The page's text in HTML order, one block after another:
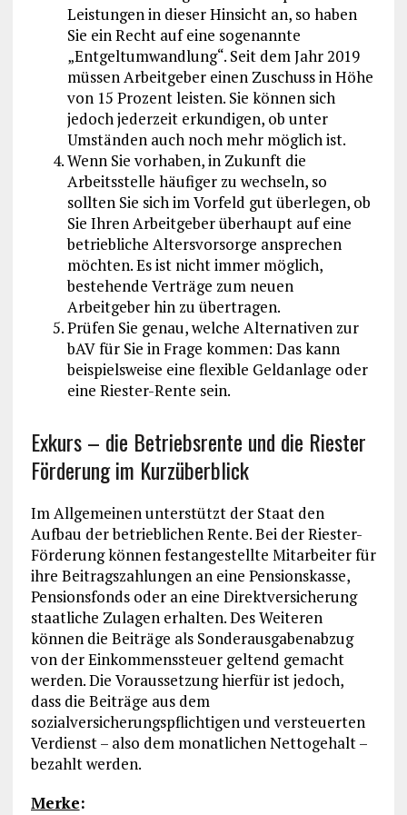
Leistungen in dieser Hinsicht an, so haben
Sie ein Recht auf eine sogenannte
„Entgeltumwandlung“. Seit dem Jahr 2019
müssen Arbeitgeber einen Zuschuss in Höhe
von 15 Prozent leisten. Sie können sich
jedoch jederzeit erkundigen, ob unter
Umständen auch noch mehr möglich ist.
Wenn Sie vorhaben, in Zukunft die
Arbeitsstelle häufiger zu wechseln, so
sollten Sie sich im Vorfeld gut überlegen, ob
Sie Ihren Arbeitgeber überhaupt auf eine
betriebliche Altersvorsorge ansprechen
möchten. Es ist nicht immer möglich,
bestehende Verträge zum neuen
Arbeitgeber hin zu übertragen.
Prüfen Sie genau, welche Alternativen zur
bAV für Sie in Frage kommen: Das kann
beispielsweise eine flexible Geldanlage oder
eine Riester-Rente sein.
Exkurs – die Betriebsrente und die Riester
Förderung im Kurzüberblick
Im Allgemeinen unterstützt der Staat den
Aufbau der betrieblichen Rente. Bei der Riester-
Förderung können festangestellte Mitarbeiter für
ihre Beitragszahlungen an eine Pensionskasse,
Pensionsfonds oder an eine Direktversicherung
staatliche Zulagen erhalten. Des Weiteren
können die Beiträge als Sonderausgabenabzug
von der Einkommenssteuer geltend gemacht
werden. Die Voraussetzung hierfür ist jedoch,
dass die Beiträge aus dem
sozialversicherungspflichtigen und versteuerten
Verdienst – also dem monatlichen Nettogehalt –
bezahlt werden.
Merke: